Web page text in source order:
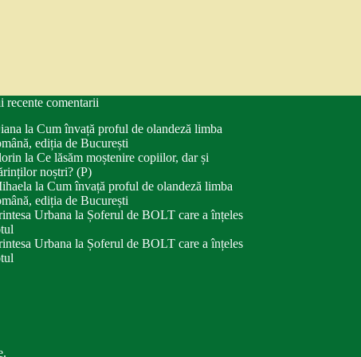
recente comentarii
la Cum învață proful de olandeză limba
ediția de București
la Ce lăsăm moștenire copiilor, dar și
noștri? (P)
la Cum învață proful de olandeză limba
ediția de București
Urbana la Șoferul de BOLT care a înțeles
Urbana la Șoferul de BOLT care a înțeles